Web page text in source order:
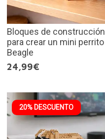
Bloques de construcción
para crear un mini perrito
Beagle
24,99€
20% DESCUENTO